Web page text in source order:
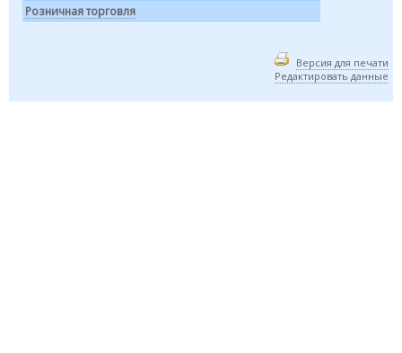
Розничная торговля
Версия для печати
Редактировать данные